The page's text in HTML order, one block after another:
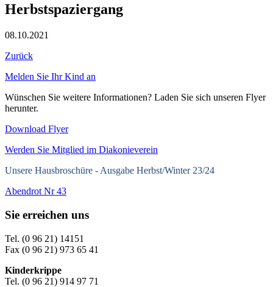
Herbstspaziergang
08.10.2021
Zurück
Melden Sie Ihr Kind an
Wünschen Sie weitere Informationen? Laden Sie sich unseren Flyer
herunter.
Download Flyer
Werden Sie Mitglied im Diakonieverein
Unsere Hausbroschüre - Ausgabe Herbst/Winter 23/24
Abendrot Nr 43
Sie erreichen uns
Tel. (0 96 21) 14151
Fax (0 96 21) 973 65 41
Kinderkrippe
Tel. (0 96 21) 914 97 71